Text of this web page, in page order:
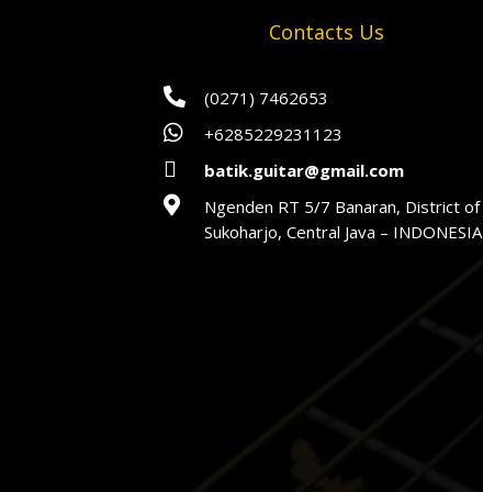
Contacts Us
 (0271) 7462653
 +6285229231123
 batik.guitar@gmail.com

Ngenden RT 5/7 Banaran, District of
Sukoharjo, Central Java – INDONESIA